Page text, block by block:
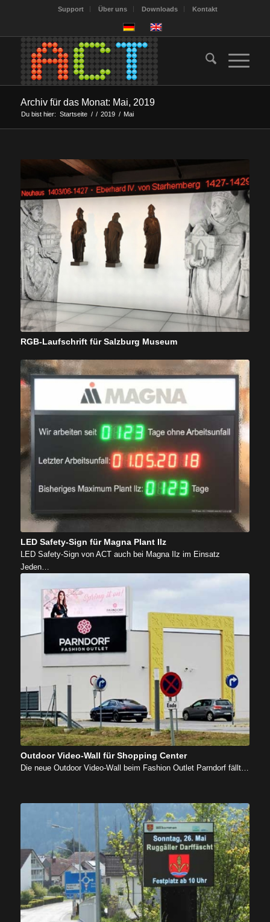
Support Über uns Downloads Kontakt
Archiv für das Monat: Mai, 2019
Du bist hier: Startseite / / 2019 / Mai
RGB-Laufschrift für Salzburg Museum
LED Safety-Sign für Magna Plant Ilz
LED Safety-Sign von ACT auch bei Magna Ilz im Einsatz
Jeden…
Outdoor Video-Wall für Shopping Center
Die neue Outdoor Video-Wall beim Fashion Outlet Parndorf fällt…